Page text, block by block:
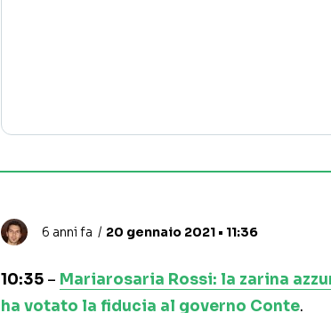
6 anni fa 20 gennaio 2021 • 11:36
10:35 – Mariarosaria Rossi: la zarina
ha votato la fiducia al governo Conte.